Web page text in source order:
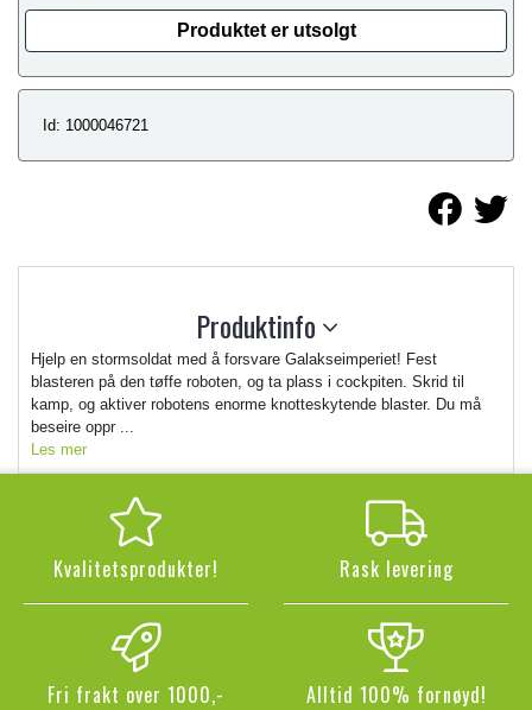
Produktet er utsolgt
Id: 1000046721
Produktinfo
Hjelp en stormsoldat med å forsvare Galakseimperiet! Fest
blasteren på den tøffe roboten, og ta plass i cockpiten. Skrid til
kamp, og aktiver robotens enorme knotteskytende blaster. Du må
beseire oppr ...
Les mer
Kvalitetsprodukter! Rask levering
Fri frakt over 1000,- Alltid 100% fornøyd!